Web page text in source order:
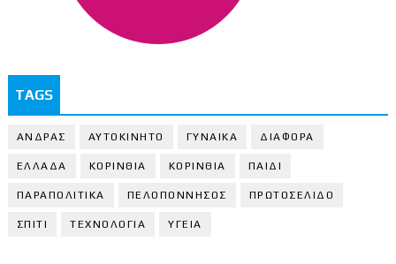
TAGS
ΑΝΔΡΑΣ ΑΥΤΟΚΙΝΗΤΟ ΓΥΝΑΙΚΑ ΔΙΑΦΟΡΑ
ΕΛΛΑΔΑ ΚΟΡΙΝΘΙΑ ΚΟΡΙΝΘΙA ΠΑΙΔΙ
ΠΑΡΑΠΟΛΙΤΙΚΑ ΠΕΛΟΠΟΝΝΗΣΟΣ ΠΡΩΤΟΣΕΛΙΔΟ
ΣΠΙΤΙ ΤΕΧΝΟΛΟΓΙΑ ΥΓΕΙΑ